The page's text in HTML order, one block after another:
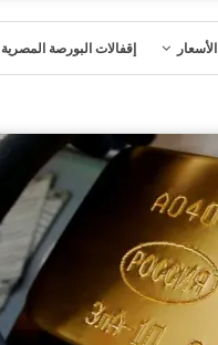
الأسعار إقفالات البورصة المصرية